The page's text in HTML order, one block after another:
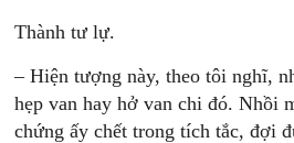
Thành tư lự.
– Hiện tượng này, theo tôi nghĩ,
hẹp van hay hở van chi đó. Nhồi
chứng ấy chết trong tích tắc, đợi